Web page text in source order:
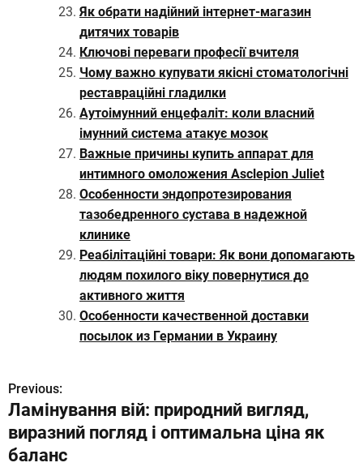
Як обрати надійний інтернет-магазин
дитячих товарів
Ключові переваги професії вчителя
Чому важно купувати якісні стоматологічні
реставраційні гладилки
Аутоімунний енцефаліт: коли власний
імунний система атакує мозок
Важные причины купить аппарат для
интимного омоложения Asclepion Juliet
Особенности эндопротезирования
тазобедренного сустава в надежной
клинике
Реабілітаційні товари: Як вони допомагають
людям похилого віку повернутися до
активного життя
Особенности качественной доставки
посылок из Германии в Украину
Н
а
в
Previous:
Ламінування вій: природний вигляд,
виразний погляд і оптимальна ціна як
баланс